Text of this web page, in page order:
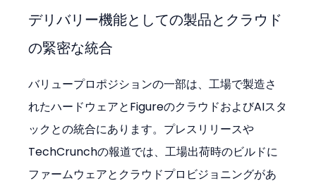
デリバリー機能としての製品とクラウド
の緊密な統合
バリュープロポジションの一部は、工場で製造さ
れたハードウェアとFigureのクラウドおよびAIスタ
ックとの統合にあります。プレスリリースや
TechCrunchの報道では、工場出荷時のビルドに
ファームウェアとクラウドプロビジョニングがあ